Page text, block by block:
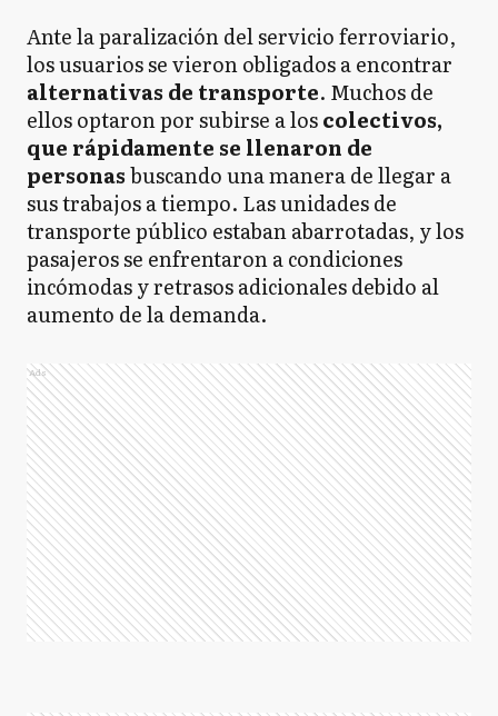
Ante la paralización del servicio ferroviario,
los usuarios se vieron obligados a encontrar
alternativas de transporte. Muchos de
ellos optaron por subirse a loscolectivos,
que rápidamente se llenaron de
personasbuscando una manera de llegar a
sus trabajos a tiempo. Las unidades de
transporte público estaban abarrotadas, y los
pasajeros se enfrentaron a condiciones
incómodas y retrasos adicionales debido al
aumento de la demanda.
Ads